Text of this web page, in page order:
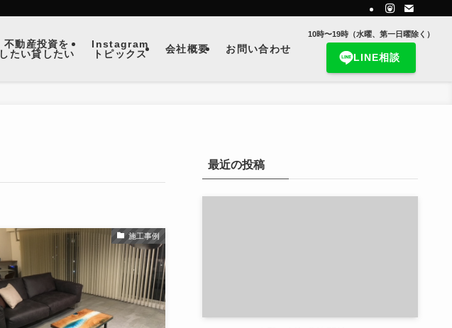
不動産投資を
したい貸したい
Instagram
トピックス
会社概要 お問い合わせ
10時〜19時（水曜、第一日曜除く）
LINE相談
施工事例
最近の投稿